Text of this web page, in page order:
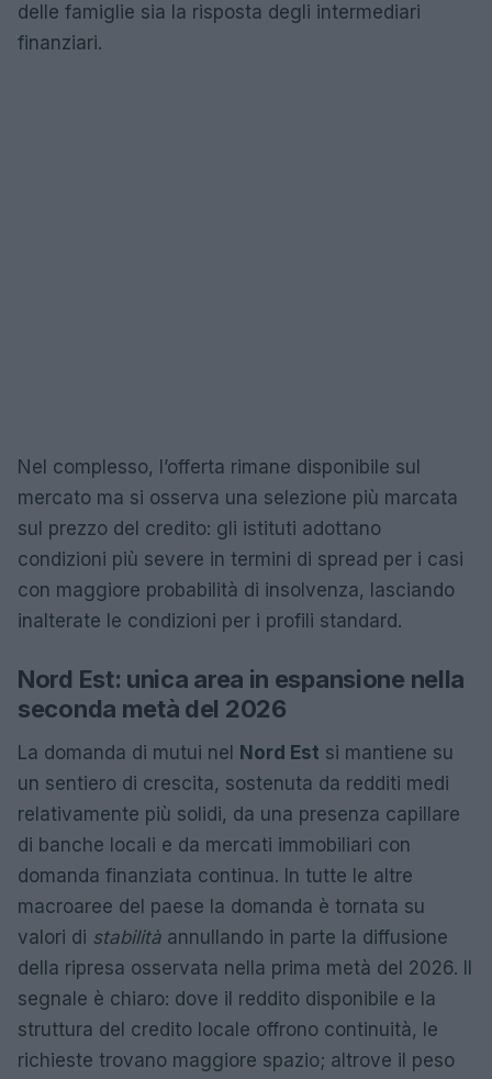
delle famiglie sia la risposta degli intermediari
finanziari.
Nel complesso, l’offerta rimane disponibile sul
mercato ma si osserva una selezione più marcata
sul prezzo del credito: gli istituti adottano
condizioni più severe in termini di spread per i casi
con maggiore probabilità di insolvenza, lasciando
inalterate le condizioni per i profili standard.
Nord Est: unica area in espansione nella
seconda metà del 2026
La domanda di mutui nel Nord Est si mantiene su
un sentiero di crescita, sostenuta da redditi medi
relativamente più solidi, da una presenza capillare
di banche locali e da mercati immobiliari con
domanda finanziata continua. In tutte le altre
macroaree del paese la domanda è tornata su
valori di stabilità annullando in parte la diffusione
della ripresa osservata nella prima metà del 2026. Il
segnale è chiaro: dove il reddito disponibile e la
struttura del credito locale offrono continuità, le
richieste trovano maggiore spazio; altrove il peso